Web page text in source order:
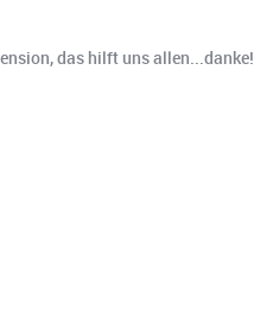
das hilft uns allen...danke!